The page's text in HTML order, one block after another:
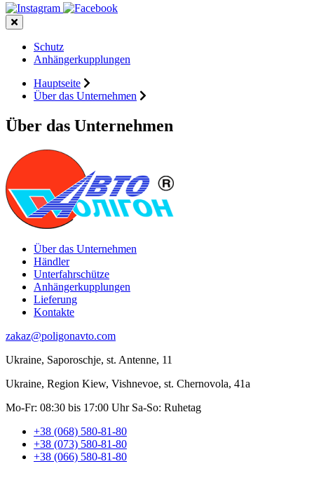
Schutz
Anhängerkupplungen
Hauptseite
Über das Unternehmen
Über das Unternehmen
Über das Unternehmen
Händler
Unterfahrschütze
Anhängerkupplungen
Lieferung
Kontakte
zakaz@poligonavto.com
Ukraine, Saporoschje, st. Antenne, 11
Ukraine, Region Kiew, Vishnevoe, st. Chernovola, 41a
Mo-Fr: 08:30 bis 17:00 Uhr Sa-So: Ruhetag
+38 (068) 580-81-80
+38 (073) 580-81-80
+38 (066) 580-81-80